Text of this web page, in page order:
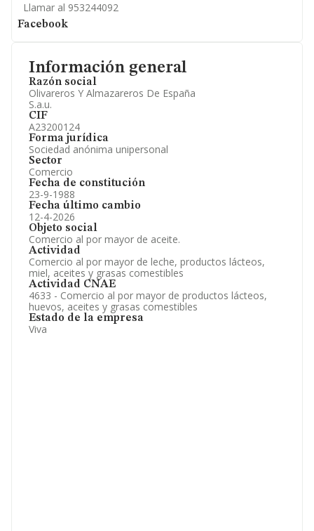
Información general
Razón social
Olivareros Y Almazareros De España
S.a.u.
CIF
A23200124
Forma jurídica
Sociedad anónima unipersonal
Sector
Comercio
Fecha de constitución
23-9-1988
Fecha último cambio
12-4-2026
Objeto social
Comercio al por mayor de aceite.
Actividad
Comercio al por mayor de leche, productos lácteos,
miel, aceites y grasas comestibles
Actividad CNAE
4633 - Comercio al por mayor de productos lácteos,
huevos, aceites y grasas comestibles
Estado de la empresa
Viva
Llamar al 953244092
Facebook